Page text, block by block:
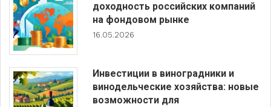
доходность российских компаний
на фондовом рынке
16.05.2026
Инвестиции в виноградники и
винодельческие хозяйства: новые
возможности для